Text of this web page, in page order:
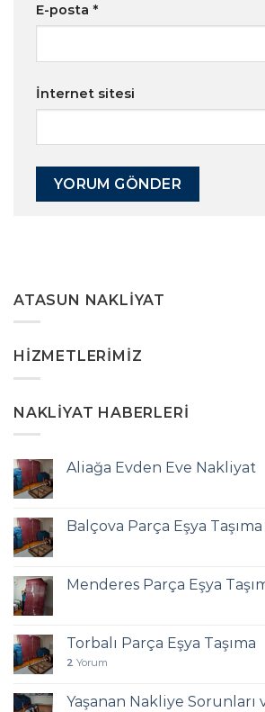
E-posta *
İnternet sitesi
ATASUN NAKLIYAT
HIZMETLERIMIZ
NAKLIYAT HABERLERI
Aliağa Evden Eve Nakliyat
Balçova Parça Eşya Taşıma
Menderes Parça Eşya
Torbalı Parça Eşya Taşıma
2 Yorum
Yaşanan Nakliye Sorunları